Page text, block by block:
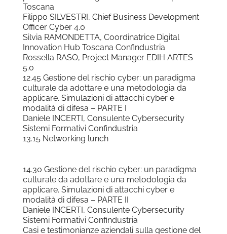
Toscana
Filippo SILVESTRI, Chief Business Development
Officer Cyber 4.0
Silvia RAMONDETTA, Coordinatrice Digital
Innovation Hub Toscana Confindustria
Rossella RASO, Project Manager EDIH ARTES
5.0
12.45 Gestione del rischio cyber: un paradigma
culturale da adottare e una metodologia da
applicare. Simulazioni di attacchi cyber e
modalità di difesa – PARTE I
Daniele INCERTI, Consulente Cybersecurity
Sistemi Formativi Confindustria
13.15 Networking lunch
14.30 Gestione del rischio cyber: un paradigma
culturale da adottare e una metodologia da
applicare. Simulazioni di attacchi cyber e
modalità di difesa – PARTE II
Daniele INCERTI, Consulente Cybersecurity
Sistemi Formativi Confindustria
Casi e testimonianze aziendali sulla gestione del